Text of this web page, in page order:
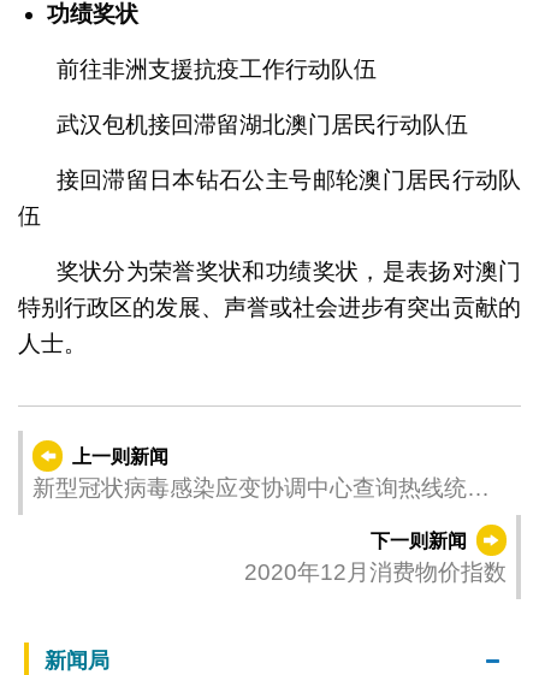
功绩奖状
前往非洲支援抗疫工作行动队伍
武汉包机接回滞留湖北澳门居民行动队伍
接回滞留日本钻石公主号邮轮澳门居民行动队
伍
奖状分为荣誉奖状和功绩奖状，是表扬对澳门
特别行政区的发展、声誉或社会进步有突出贡献的
人士。
上一则新闻
新型冠状病毒感染应变协调中心查询热线统计
下一则新闻
2020年12月消费物价指数
新闻局